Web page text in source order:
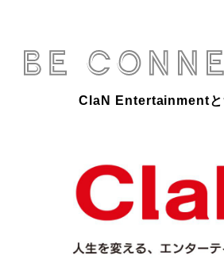
ClaN Entertainmentと